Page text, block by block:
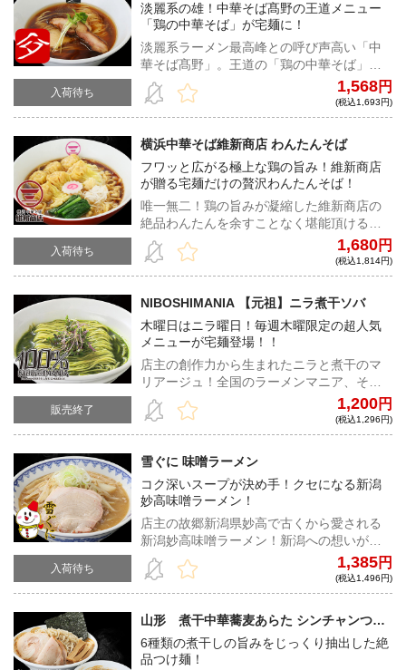
入荷待ち
淡麗系の雄！中華そば髙野の王道メニュー
「鶏の中華そば」が宅麺に！
淡麗系ラーメン最高峰との呼び声高い「中
華そば髙野」。王道の「鶏の中華そば」が
遂に宅麺に登場！お店の歴史を彩る髙野の
中華そばをご自宅にお届け！！
1,568円
(税込1,693円)
入荷待ち
横浜中華そば維新商店 わんたんそば
フワッと広がる極上な鶏の旨み！維新商店
が贈る宅麺だけの贅沢わんたんそば！
唯一無二！鶏の旨みが凝縮した維新商店の
絶品わんたんを余すことなく堪能頂ける宅
麺だけの贅沢仕様！芳醇でふくよかな鶏の
風味と香り！しかと受け止めよ！
1,680円
(税込1,814円)
販売終了
NIBOSHIMANIA 【元祖】ニラ煮干ソバ
木曜日はニラ曜日！毎週木曜限定の超人気
メニューが宅麺登場！！
店主の創作力から生まれたニラと煮干のマ
リアージュ！全国のラーメンマニア、そし
てコアな煮干ファンをも魅了する至極の一
杯をご堪能あれ！
1,200円
(税込1,296円)
入荷待ち
雪ぐに 味噌ラーメン
コク深いスープが決め手！クセになる新潟
妙高味噌ラーメン！
店主の故郷新潟県妙高で古くから愛される
新潟妙高味噌ラーメン！新潟への想いが横
浜の地で「雪ぐに」という名店を生む。地
元への愛が詰まった心温まる味噌ラーメン
をご自宅で！！
1,385円
(税込1,496円)
山形 煮干中華蕎麦あらた シンチャンつけ
麺
6種類の煮干しの旨みをじっくり抽出した絶
品つけ麺！